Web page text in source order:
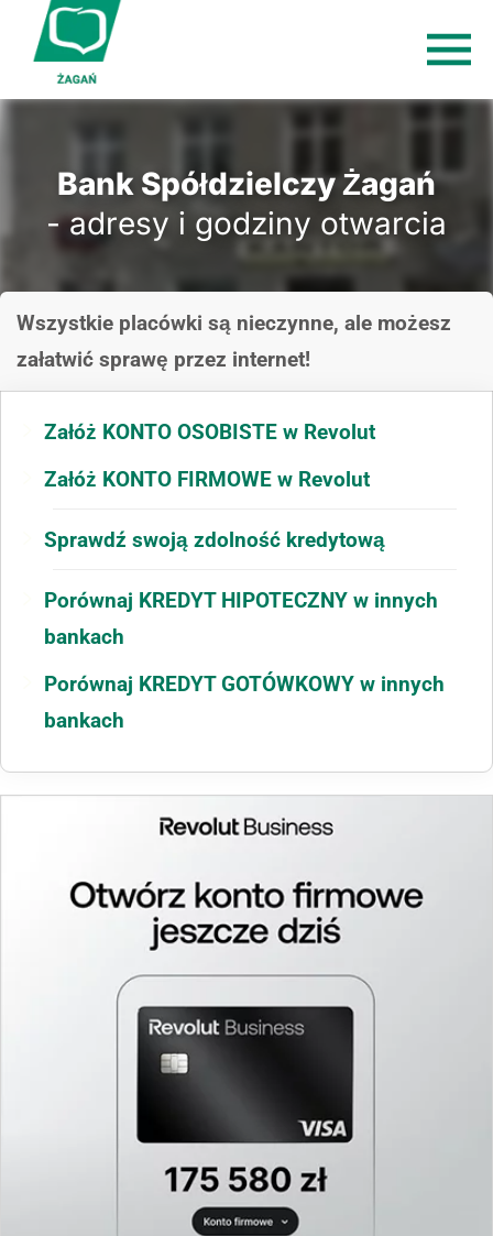
Bank Spółdzielczy Żagań
- adresy i godziny otwarcia
Wszystkie placówki są nieczynne, ale możesz
załatwić sprawę przez internet!
Załóż KONTO OSOBISTE w Revolut
Załóż KONTO FIRMOWE w Revolut
Sprawdź swoją zdolność kredytową
Porównaj KREDYT HIPOTECZNY w innych
bankach
Porównaj KREDYT GOTÓWKOWY w innych
bankach